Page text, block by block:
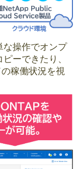
な操作でオンプ
ーできたり、
稼働状況を視